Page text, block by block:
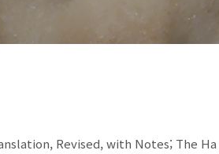
Revised, with Notes; The Ha